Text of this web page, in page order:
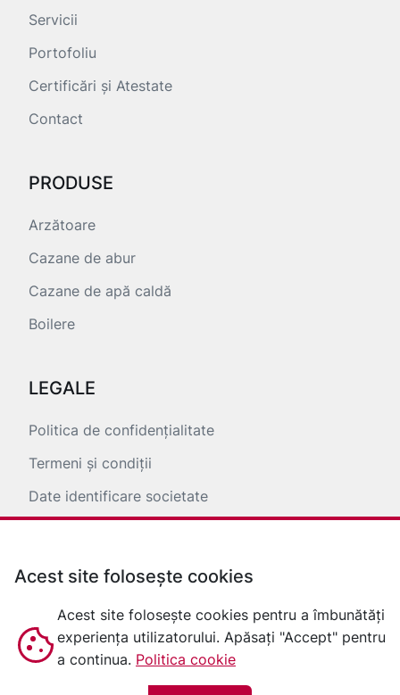
Servicii
Portofoliu
Certificări și Atestate
Contact
PRODUSE
Arzătoare
Cazane de abur
Cazane de apă caldă
Boilere
LEGALE
Politica de confidențialitate
Termeni și condiții
Date identificare societate
Acest site folosește cookies
Acest site folosește cookies pentru a îmbunătăți
experiența utilizatorului. Apăsați "Accept" pentru
a continua. Politica cookie